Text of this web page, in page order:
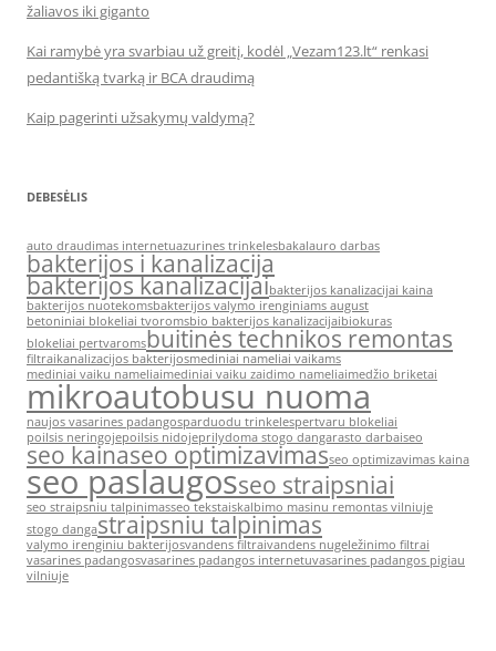
žaliavos iki giganto
Kai ramybė yra svarbiau už greitį, kodėl „Vezam123.lt“ renkasi
pedantišką tvarką ir BCA draudimą
Kaip pagerinti užsakymų valdymą?
DEBESĖLIS
auto draudimas internetuazurines trinkelesbakalauro darbas
bakterijos i kanalizacija
bakterijos kanalizacijaibakterijos kanalizacijai kaina
bakterijos nuotekomsbakterijos valymo irenginiams august
betoniniai blokeliai tvoromsbio bakterijos kanalizacijaibiokuras
blokeliai pertvaromsbuitinės technikos remontas
filtraikanalizacijos bakterijosmediniai nameliai vaikams
mediniai vaiku nameliaimediniai vaiku zaidimo nameliaimedžio briketai
mikroautobusu nuoma
naujos vasarines padangosparduodu trinkelespertvaru blokeliai
poilsis neringojepoilsis nidojeprilydoma stogo dangarasto darbaiseo
seo kainaseo optimizavimasseo optimizavimas kaina
seo paslaugosseo straipsniai
seo straipsniu talpinimasseo tekstaiskalbimo masinu remontas vilniuje
stogo dangastraipsniu talpinimas
valymo irenginiu bakterijosvandens filtraivandens nugeležinimo filtrai
vasarines padangosvasarines padangos internetuvasarines padangos pigiau
vilniuje